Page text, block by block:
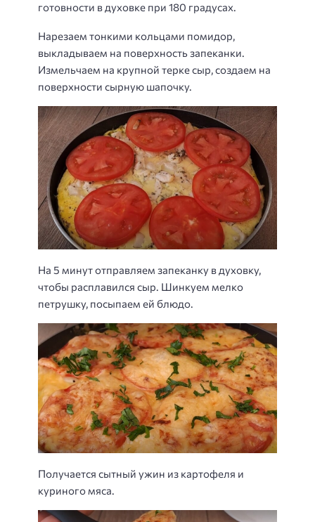
готовности в духовке при 180 градусах.
Нарезаем тонкими кольцами помидор,
выкладываем на поверхность запеканки.
Измельчаем на крупной терке сыр, создаем на
поверхности сырную шапочку.
На 5 минут отправляем запеканку в духовку,
чтобы расплавился сыр. Шинкуем мелко
петрушку, посыпаем ей блюдо.
Получается сытный ужин из картофеля и
куриного мяса.